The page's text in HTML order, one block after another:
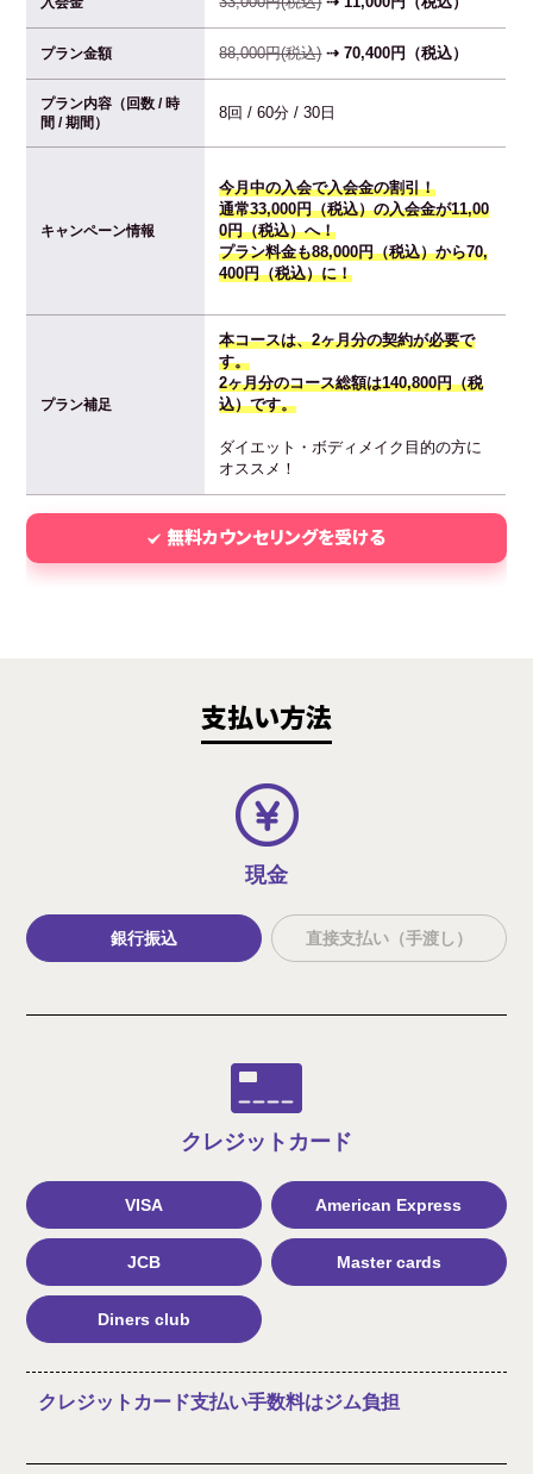
プラン金額 88,000円(税込)⇢ 70,400円（税込）
プラン内容（回数 / 時
間 / 期間）
8回 / 60分 / 30日
キャンペーン情報
今月中の入会で入会金の割引！
通常33,000円（税込）の入会金が11,00
0円（税込）へ！
プラン料金も88,000円（税込）から70,
400円（税込）に！
プラン補足
本コースは、2ヶ月分の契約が必要で
す。
2ヶ月分のコース総額は140,800円（税
込）です。
ダイエット・ボディメイク目的の方に
オススメ！
無料カウンセリングを受ける
支払い方法
現金
銀行振込 直接支払い（手渡し）
クレジット カード
VISA American Express
JCB Master cards
Diners club
クレジットカード支払い手数料はジム負担